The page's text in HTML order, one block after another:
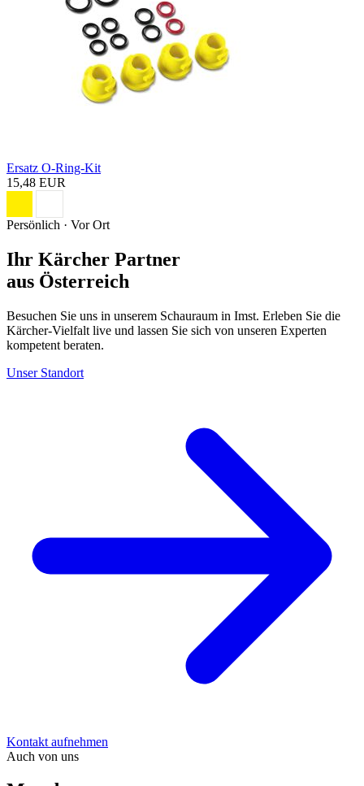
Ersatz O-Ring-Kit
15,48 EUR
Persönlich · Vor Ort
Ihr Kärcher Partner
aus Österreich
Besuchen Sie uns in unserem Schauraum in Imst. Erleben Sie die
Kärcher-Vielfalt live und lassen Sie sich von unseren Experten
kompetent beraten.
Unser Standort
Kontakt aufnehmen
Auch von uns